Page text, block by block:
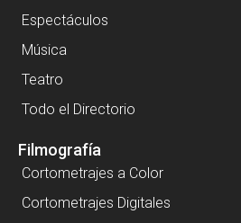
Espectáculos
Música
Teatro
Todo el Directorio
Filmografía
Cortometrajes a Color
Cortometrajes Digitales